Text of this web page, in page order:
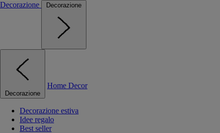
Decorazione
Decorazione
Decorazione
Home Decor
Decorazione estiva
Idee regalo
Best seller